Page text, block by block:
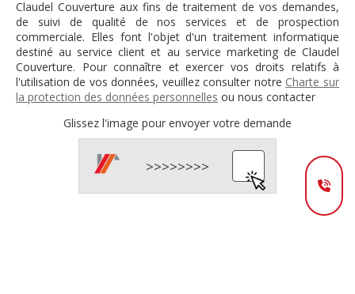
Claudel Couverture aux fins de traitement de vos demandes,
de suivi de qualité de nos services et de prospection
commerciale. Elles font l'objet d'un traitement informatique
destiné au service client et au service marketing de Claudel
Couverture. Pour connaître et exercer vos droits relatifs à
l'utilisation de vos données, veuillez consulter notre Charte sur
la protection des données personnelles ou nous contacter
Glissez l'image pour envoyer votre demande